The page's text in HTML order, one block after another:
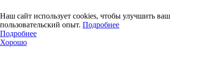
Двери
Замки навесные
Наш сайт использует cookies, чтобы улучшить ваш
пользовательский опыт. Подробнее
Подробнее
Хорошо